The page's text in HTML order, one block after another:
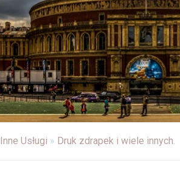
Inne Usługi » Druk zdrapek i wiele innych.